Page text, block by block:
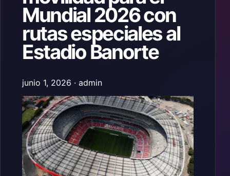
Mundial 2026 con
rutas especiales al
Estadio Banorte
junio 1, 2026 · admin